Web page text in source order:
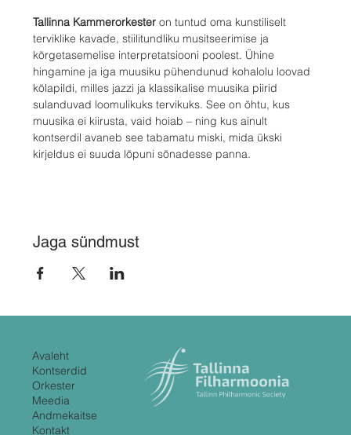
Tallinna Kammerorkester on tuntud oma kunstiliselt
terviklike kavade, stiilitundliku musitseerimise ja
kõrgetasemelise interpretatsiooni poolest. Ühine
hingamine ja iga muusiku pühendunud kohalolu loovad
kõlapildi, milles jazzi ja klassikalise muusika piirid
sulanduvad loomulikuks tervikuks. See on õhtu, kus
muusika ei kiirusta, vaid hoiab – ning kus ainult
kontserdil avaneb see tabamatu miski, mida ükski
kirjeldus ei suuda lõpuni sõnadesse panna.
Jaga sündmust
Avaleht
Kontserdid
Orkester
Meedia
Andmekaitse
Kontakt